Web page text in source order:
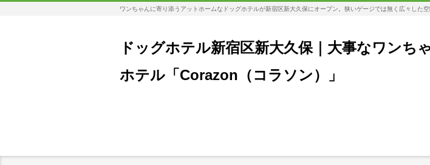
ワンちゃんに寄り添うアットホームなドッグホテルが新宿区新大久保にオープン。狭いゲージでは無く広々した
ドッグホテル新宿区新大久保｜大事なワン
ホテル「Corazon（コラソン）」